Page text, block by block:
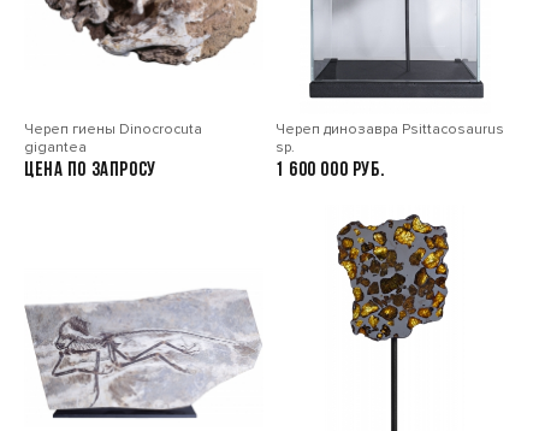
Череп гиены Dinocrocuta
gigantea
Цена по запросу
Череп динозавра Psittacosaurus
sp.
1 600 000